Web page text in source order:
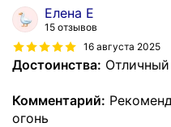
Елена Е
15 отзывов
16 августа 2025
Достоинства:
Комментарий:
огонь